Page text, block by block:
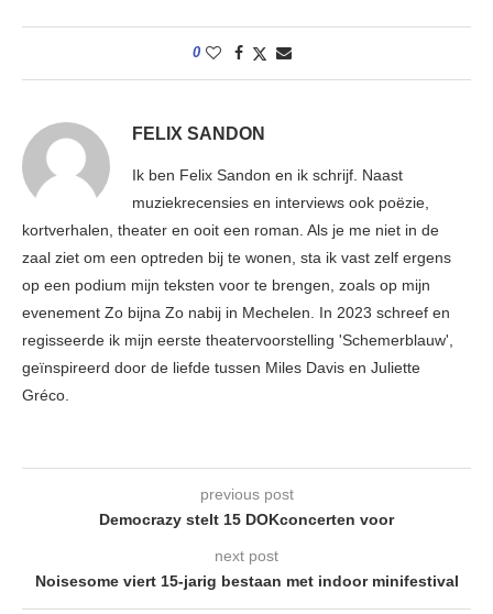
0
FELIX SANDON
Ik ben Felix Sandon en ik schrijf. Naast
muziekrecensies en interviews ook poëzie,
kortverhalen, theater en ooit een roman. Als je me niet in de
zaal ziet om een optreden bij te wonen, sta ik vast zelf ergens
op een podium mijn teksten voor te brengen, zoals op mijn
evenement Zo bijna Zo nabij in Mechelen. In 2023 schreef en
regisseerde ik mijn eerste theatervoorstelling 'Schemerblauw',
geïnspireerd door de liefde tussen Miles Davis en Juliette
Gréco.
previous post
Democrazy stelt 15 DOKconcerten voor
next post
Noisesome viert 15-jarig bestaan met indoor minifestival